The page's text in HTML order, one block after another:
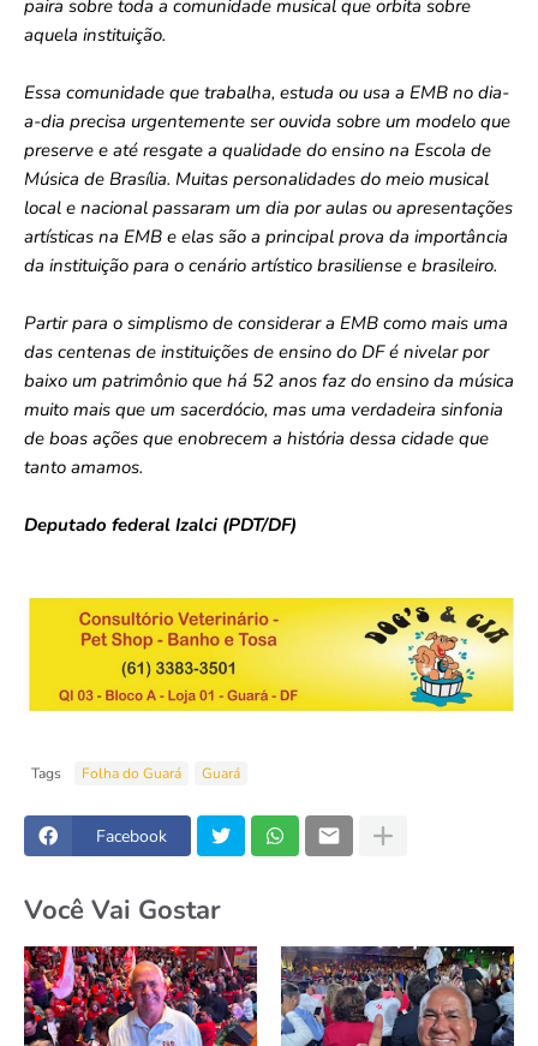
paira sobre toda a comunidade musical que orbita sobre
aquela instituição.
Essa comunidade que trabalha, estuda ou usa a EMB no dia-
a-dia precisa urgentemente ser ouvida sobre um modelo que
preserve e até resgate a qualidade do ensino na Escola de
Música de Brasília. Muitas personalidades do meio musical
local e nacional passaram um dia por aulas ou apresentações
artísticas na EMB e elas são a principal prova da importância
da instituição para o cenário artístico brasiliense e brasileiro.
Partir para o simplismo de considerar a EMB como mais uma
das centenas de instituições de ensino do DF é nivelar por
baixo um patrimônio que há 52 anos faz do ensino da música
muito mais que um sacerdócio, mas uma verdadeira sinfonia
de boas ações que enobrecem a história dessa cidade que
tanto amamos.
Deputado federal Izalci (PDT/DF)
Tags Folha do Guará Guará
Facebook
Você Vai Gostar